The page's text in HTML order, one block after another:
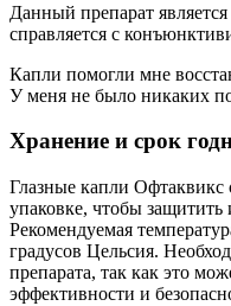
Данный препарат
справляется с
Капли помогли мне
У меня не было никаких
Хранение и срок
Глазные капли Офтаквикс
упаковке, чтобы защитить
Рекомендуемая
градусов Цельсия.
препарата, так как это
эффективности и